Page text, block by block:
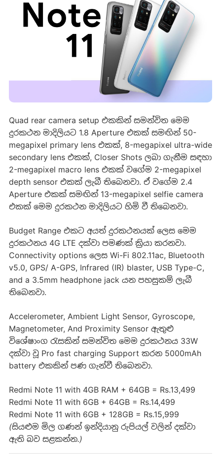
Quad rear camera setup එකකින් සමන්විත මෙම
දුරකථන මාදිලියට 1.8 Aperture එකක් සමඟින් 50-
megapixel primary lens එකක්, 8-megapixel ultra-wide
secondary lens එකක්, Closer Shots ලබා ගැනීම සඳහා
2-megapixel macro lens එකක් වගේම 2-megapixel
depth sensor එකක් ලැබී තිබෙනවා. ඒ වගේම 2.4
Aperture එකක් සමඟින් 13-megapixel selfie camera
එකක් මෙම දුරකථන මාදිලියට හිමි වී තිබෙනවා.
Budget Range එකට අයත් දුරකථනයක් ලෙස මෙම
දුරකථනය 4G LTE දක්වා පමණක් ක්‍රියා කරනවා.
Connectivity options ලෙස Wi-Fi 802.11ac, Bluetooth
v5.0, GPS/ A-GPS, Infrared (IR) blaster, USB Type-C,
and a 3.5mm headphone jack යන පහසුකම් ලැබී
තිබෙනවා.
Accelerometer, Ambient Light Sensor, Gyroscope,
Magnetometer, And Proximity Sensor ඇතුළු
විශේෂාංග රැසකින් සමන්විත මෙම දුරකථනය 33W
දක්වා වූ Pro fast charging Support කරන 5000mAh
battery එකකින් පණ ගැන්වී තිබෙනවා.
Redmi Note 11 with 4GB RAM + 64GB = Rs.13,499
Redmi Note 11 with 6GB + 64GB = Rs.14,499
Redmi Note 11 with 6GB + 128GB = Rs.15,999
(සියළුම මිල ගණන් ඉන්දියානු රුපියල් වලින් දක්වා
ඇති බව සළකන්න.)